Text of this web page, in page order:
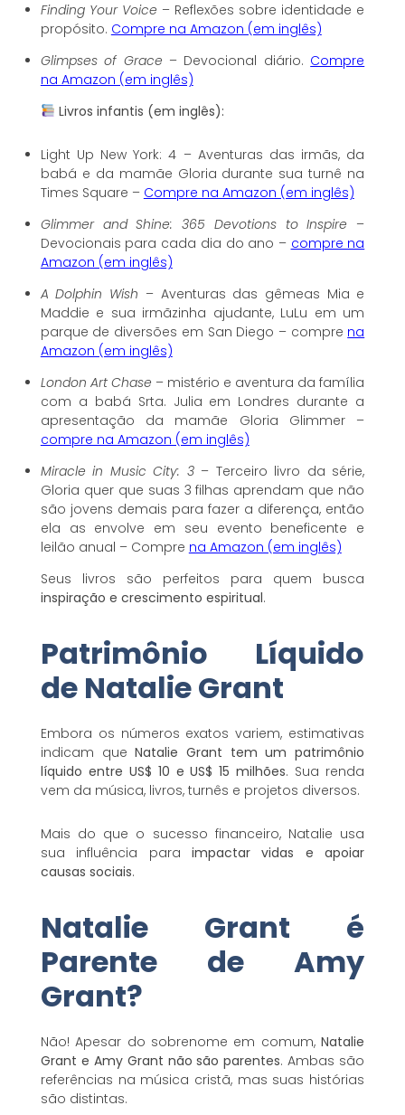
Finding Your Voice – Reflexões sobre identidade e
propósito. Compre na Amazon (em inglês)
Glimpses of Grace – Devocional diário. Compre
na Amazon (em inglês)
Livros infantis (em inglês):
Light Up New York: 4 – Aventuras das irmãs, da
babá e da mamãe Gloria durante sua turnê na
Times Square – Compre na Amazon (em inglês)
Glimmer and Shine: 365 Devotions to Inspire –
Devocionais para cada dia do ano – compre na
Amazon (em inglês)
A Dolphin Wish – Aventuras das gêmeas Mia e
Maddie e sua irmãzinha ajudante, LuLu em um
parque de diversões em San Diego – compre na
Amazon (em inglês)
London Art Chase – mistério e aventura da família
com a babá Srta. Julia em Londres durante a
apresentação da mamãe Gloria Glimmer –
compre na Amazon (em inglês)
Miracle in Music City: 3– Terceiro livro da série,
Gloria quer que suas 3 filhas aprendam que não
são jovens demais para fazer a diferença, então
ela as envolve em seu evento beneficente e
leilão anual – Compre na Amazon (em inglês)
Seus livros são perfeitos para quem busca
inspiração e crescimento espiritual.
Patrimônio Líquido
de Natalie Grant
Embora os números exatos variem, estimativas
indicam queNatalie Grant tem um patrimônio
líquido entre US$ 10 e US$ 15 milhões. Sua renda
vem da música, livros, turnês e projetos diversos.
Mais do que o sucesso financeiro, Natalie usa
sua influência para impactar vidas e apoiar
causas sociais.
Natalie Grant é
Parente de Amy
Grant?
Não! Apesar do sobrenome em comum,Natalie
Grant e Amy Grant não são parentes. Ambas são
referências na música cristã, mas suas histórias
são distintas.